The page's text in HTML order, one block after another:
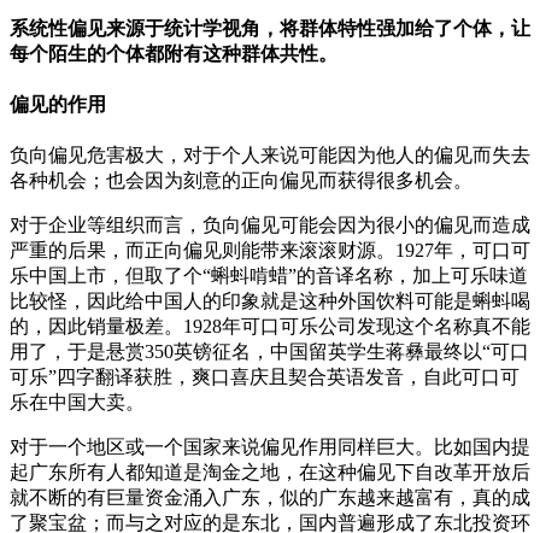
系统性偏见来源于统计学视角，将群体特性强加给了个体，让
每个陌生的个体都附有这种群体共性。
偏见的作用
负向偏见危害极大，对于个人来说可能因为他人的偏见而失去
各种机会；也会因为刻意的正向偏见而获得很多机会。
对于企业等组织而言，负向偏见可能会因为很小的偏见而造成
严重的后果，而正向偏见则能带来滚滚财源。1927年，可口可
乐中国上市，但取了个“蝌蚪啃蜡”的音译名称，加上可乐味道
比较怪，因此给中国人的印象就是这种外国饮料可能是蝌蚪喝
的，因此销量极差。1928年可口可乐公司发现这个名称真不能
用了，于是悬赏350英镑征名，中国留英学生蒋彝最终以“可口
可乐”四字翻译获胜，爽口喜庆且契合英语发音，自此可口可
乐在中国大卖。
对于一个地区或一个国家来说偏见作用同样巨大。比如国内提
起广东所有人都知道是淘金之地，在这种偏见下自改革开放后
就不断的有巨量资金涌入广东，似的广东越来越富有，真的成
了聚宝盆；而与之对应的是东北，国内普遍形成了东北投资环